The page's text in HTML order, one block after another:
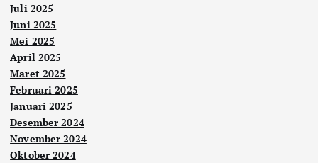
Juli 2025
Juni 2025
Mei 2025
April 2025
Maret 2025
Februari 2025
Januari 2025
Desember 2024
November 2024
Oktober 2024